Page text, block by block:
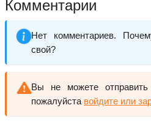
Комментарии
Нет комментариев.
свой?
Вы не можете отправить
пожалуйста войдите или